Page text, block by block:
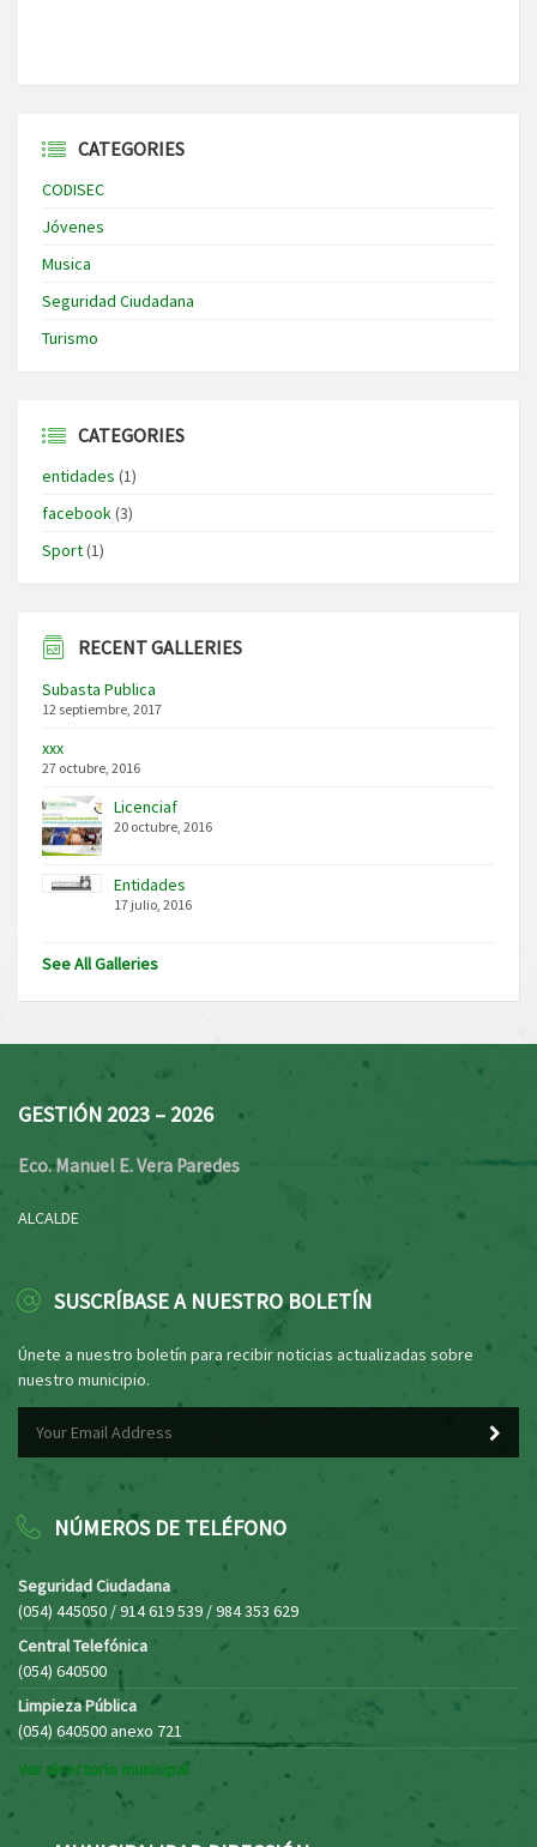
CATEGORIES
CODISEC
Jóvenes
Musica
Seguridad Ciudadana
Turismo
CATEGORIES
entidades (1)
facebook(3)
Sport(1)
RECENT GALLERIES
Subasta Publica
12 septiembre, 2017
xxx
27 octubre, 2016
Licenciaf
20 octubre, 2016
Entidades
17 julio, 2016
See All Galleries
GESTIÓN 2023 – 2026
Eco. Manuel E. Vera Paredes
ALCALDE
SUSCRÍBASE A NUESTRO BOLETÍN
Únete a nuestro boletín para recibir noticias actualizadas sobre
nuestro municipio.
NÚMEROS DE TELÉFONO
Seguridad Ciudadana
(054) 445050 / 914 619 539 / 984 353 629
Central Telefónica
(054) 640500
Limpieza Pública
(054) 640500 anexo 721
Ver directorio municipal